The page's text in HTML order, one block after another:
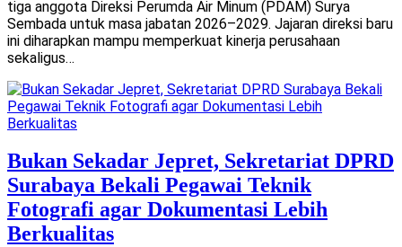
tiga anggota Direksi Perumda Air Minum (PDAM) Surya
Sembada untuk masa jabatan 2026–2029. Jajaran direksi baru
ini diharapkan mampu memperkuat kinerja perusahaan
sekaligus…
Bukan Sekadar Jepret, Sekretariat DPRD
Surabaya Bekali Pegawai Teknik
Fotografi agar Dokumentasi Lebih
Berkualitas